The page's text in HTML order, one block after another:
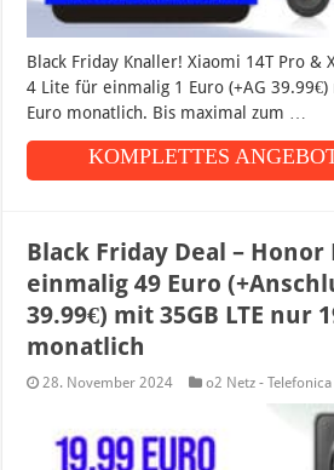
Black Friday Knaller! Xiaomi 14T Pro &
4 Lite für einmalig 1 Euro (+AG
Euro monatlich. Bis maximal zum …
KOMPLETTES
Black Friday Deal –
einmalig 49 Euro
39.99€) mit 35GB LTE nur
monatlich
28. November 2024 o2 Netz - Telefonica